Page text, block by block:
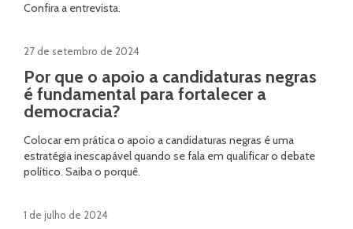
Confira a entrevista.
27 de setembro de 2024
Por que o apoio a candidaturas negras
é fundamental para fortalecer a
democracia?
Colocar em prática o apoio a candidaturas negras é uma
estratégia inescapável quando se fala em qualificar o debate
político. Saiba o porquê.
1 de julho de 2024